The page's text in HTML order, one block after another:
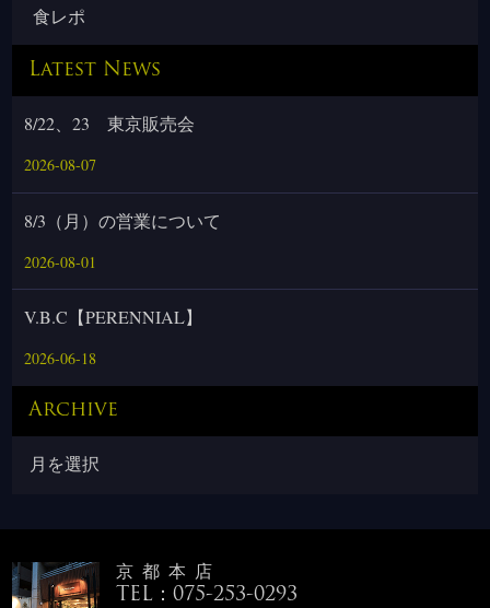
食レポ
Latest News
8/22、23 東京販売会
2026-08-07
8/3（月）の営業について
2026-08-01
V.B.C【PERENNIAL】
2026-06-18
Archive
京都本店
TEL：075-253-0293